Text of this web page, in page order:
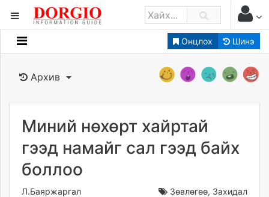
Онцлох Шинэ
Мэдээллийн
Банк санхүү
Бизнес ААН
Төрийн
dorgio.mn
Gogo.mn
Архив
Миний нөхөрт хайртай
гээд намайг сал гээд байх
боллоо
Л.Баяржаргал Зөвлөгөө, Захидал